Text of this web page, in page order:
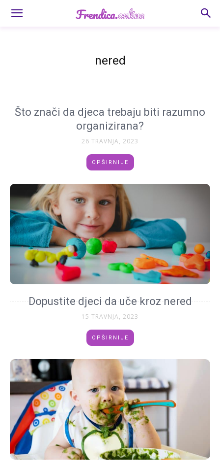
nered
Što znači da djeca trebaju biti razumno
organizirana?
26 TRAVNJA, 2023
OPŠIRNIJE
Dopustite djeci da uče kroz nered
15 TRAVNJA, 2023
OPŠIRNIJE